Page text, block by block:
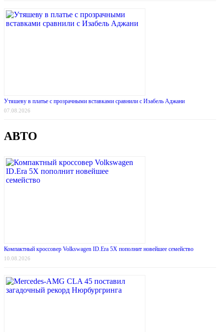
Утяшеву в платье с прозрачными вставками сравнили с Изабель Аджани
07.08.2026
АВТО
Компактный кроссовер Volkswagen ID.Era 5X пополнит новейшее семейство
10.08.2026